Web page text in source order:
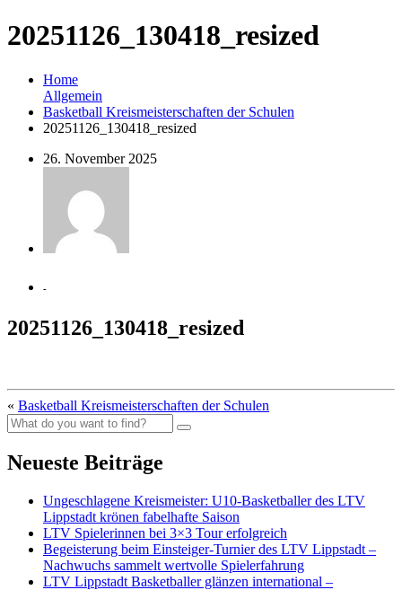
20251126_130418_resized
Home
Allgemein
Basketball Kreismeisterschaften der Schulen
20251126_130418_resized
26. November 2025
-
20251126_130418_resized
« Basketball Kreismeisterschaften der Schulen
Neueste Beiträge
Ungeschlagene Kreismeister: U10-Basketballer des LTV
Lippstadt krönen fabelhafte Saison
LTV Spielerinnen bei 3×3 Tour erfolgreich
Begeisterung beim Einsteiger-Turnier des LTV Lippstadt –
Nachwuchs sammelt wertvolle Spielerfahrung
LTV Lippstadt Basketballer glänzen international –